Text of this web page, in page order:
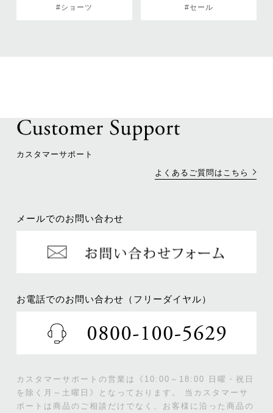
#ショーツ #セール
カスタマーサポート
よくあるご質問はこちら
メールでのお問い合わせ
お電話でのお問い合わせ（フリーダイヤル）
カスタマーサポートの営業は《10:00～18:00 日曜・祝日
を除く月～土曜日》となっております。
当カスタマーサ
ポートは商品のご相談だけでなく、お客様に沿った商品の